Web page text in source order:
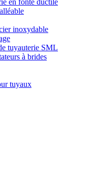
en fonte ductile
inoxydable
tuyauterie SML
à brides
tuyaux